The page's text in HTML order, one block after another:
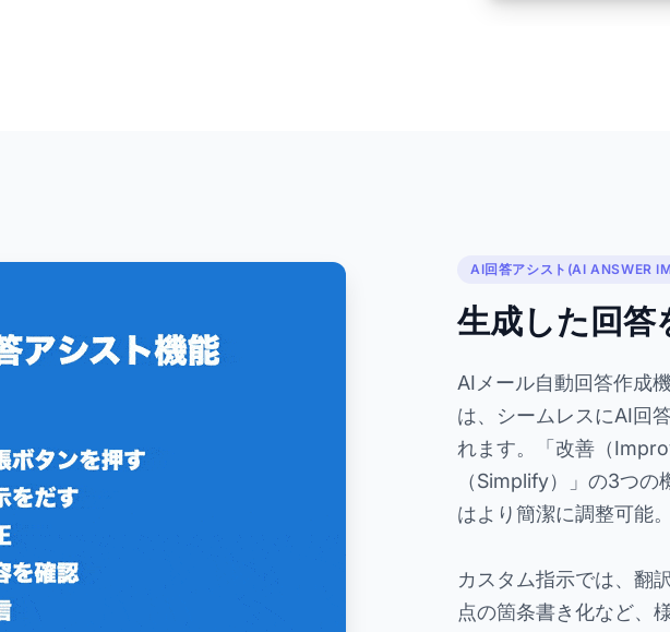
AI回答アシスト(AI ANSWER
生成した回
AIメール自動回答作成
は、シームレスにAI回
れます。「改善（
（Simplify）」の3つ
はより簡潔に調整可能。
カスタム指示では、翻
点の箇条書き化など、